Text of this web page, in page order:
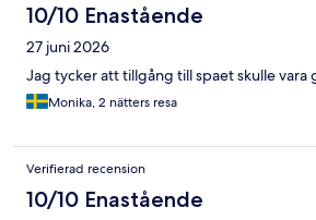
10/10 Enastående
27 juni 2026
Jag tycker att tillgång till spaet skulle vara
Monika, 2 nätters resa
Verifierad recension
10/10 Enastående